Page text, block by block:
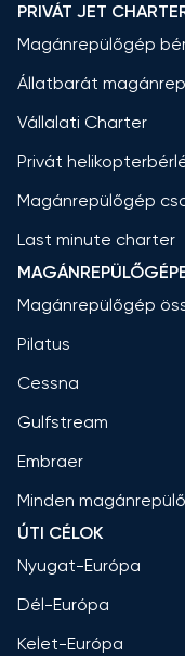
PRIVÁT JET
Magánrepülőgép
Állatbarát
Vállalati Charter
Privát
Magánrepülőgép
Last minute charter
Magánrepülőgép
Pilatus
Cessna
Gulfstream
Embraer
Minden
ÚTI CÉLOK
Nyugat-Európa
Dél-Európa
Kelet-Európa